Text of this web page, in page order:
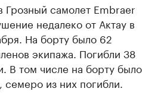
Грозный самолет Embraer
недалеко от Актау в
На борту было 62
экипажа. Погибли 38
В том числе на борту было
семеро из них погибли.